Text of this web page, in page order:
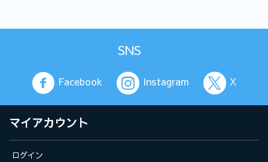
SNS
Facebook Instagram X
マイアカウント
ログイン